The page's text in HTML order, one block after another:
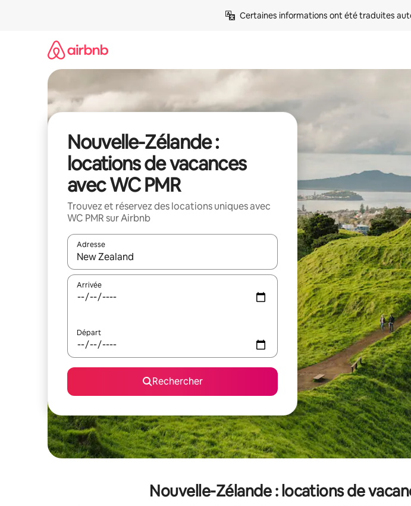
Certaines informations ont été traduites
Nouvelle-Zélande :
locations de vacances
avec WC PMR
Trouvez et réservez des locations uniques avec
WC PMR sur Airbnb
Adresse
Lorsque les résultats s'affichent, utilisez les flèches vers le haut et vers le bas pour les
Arrivée
Départ
Rechercher
Nouvelle-Zélande : locations de